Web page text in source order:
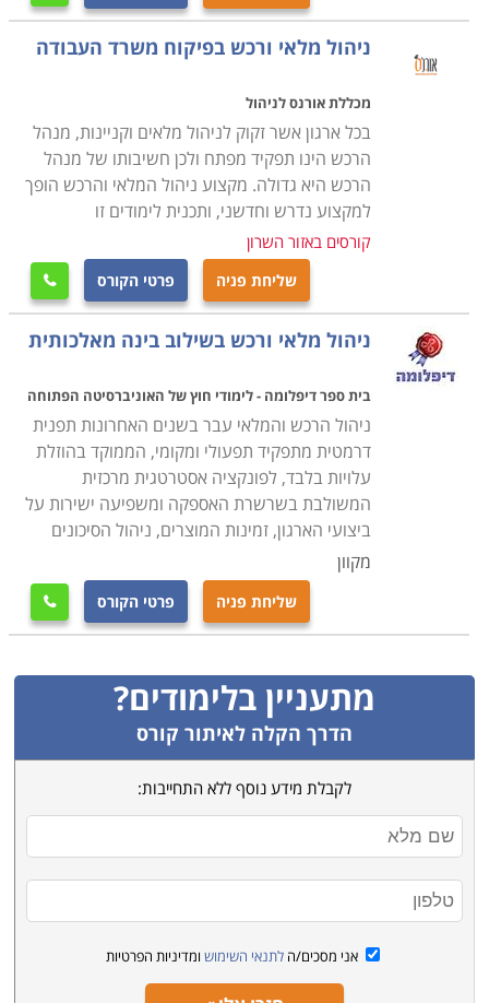
ארגון אשר פועל בו קניין מוצלח נהנה מיתרונות רבים
וחשובים; בראש ובראשונה, במידה ואכן נערכה סקירה
נאותה ומקיפה בין הטכנולוגיות ומקורות האספקה, הרי
שחומרי הגלם המשמשים אותו נקנים במחירים
אטרקטיביים, דבר המוזיל את עלויות הייצור ומשפר את
רווחיות התוצר הסופי המשווק. כאשר המלאי זמין מהספקים
בכל עת במהירות הנדרשת ובתהליך שינוע זריז וחסכוני,
הדבר מפחית את צרכי האחסנה בארגון. פעילות נכונה
חוסכת כסף הן בתפעול המחסנים ונפח המלאי היקר
המאוחסן בהם, והן בתשלומים מראש על אותם חומרים.
התנהלות יעילה שכזו עשויה להיות זו שתבדיל תבדיל בין
הפסד אפשרי לרווחים גבוהים.
הקניין ומנהל הרכש בארגון חולש על אחריות רבת ערך
הכוללת מסחר בסכומים גבוהים מאוד, והעסקאות
המתבצעות תחת כנפיו המקצועיות הן משמעותיות ביותר.
מעמד זה מחייב רמת אחריות גבוהה, יחסי אמון הדוקים עם
הגורמים הפיננסיים בארגון, מיומנות במשא ומתן, חוש
מסחרי חד, דייקנות וערנות, מכלול מורכב זה ממקם את איש
המקצועיים מקרינים באופן ישיר על המאזן השוטף.
מנהל הרכש הוא פונקציה חיונית גם בתהליכים עתידיים כמו
למשל פיתוח מוצר חדש. עליו לייעץ לגבי עלויות חומרי
בשיקולי הכדאיות של הפיתוח והייצור בפועל.
למי מתאימי הלימודים
לימודי קניינות מקובלים בדרך כלל אצל עובדים בארגון אשר
מבקשים לחדד את ההתמחות שלהם לצורך פרטני זה, ולרוב
כבר קשורים בדרך זו או אחרת לאחד משלבי הפעילות בו
הוא עוסק, בין אלו ניתן למנות למשל עובדים המכהנים
ניהול מלאי ורכש בפיקוח משרד העבודה
מכללת אורנס לניהול
בכל ארגון אשר זקוק לניהול מלאים וקניינות, מנהל
הרכש הינו תפקיד מפתח ולכן חשיבותו של מנהל
הרכש היא גדולה. מקצוע ניהול המלאי והרכש הופך
למקצוע נדרש וחדשני, ותכנית לימודים זו
קורסים באזור השרון
שליחת פניה פרטי הקורס 
ניהול מלאי ורכש בשילוב בינה מאלכותית
בית ספר דיפלומה - לימודי חוץ של האוניברסיטה הפתוחה
ניהול הרכש והמלאי עבר בשנים האחרונות תפנית
דרמטית מתפקיד תפעולי ומקומי, הממוקד בהוזלת
עלויות בלבד, לפונקציה אסטרטגית מרכזית
המשולבת בשרשרת האספקה ומשפיעה ישירות על
ביצועי הארגון, זמינות המוצרים, ניהול הסיכונים
מקוון
שליחת פניה פרטי הקורס 
מתעניין בלימודים?
הדרך הקלה לאיתור קורס
לקבלת מידע נוסף ללא התחייבות:
אני מסכים/ה לתנאי השימוש ומדיניות הפרטיות